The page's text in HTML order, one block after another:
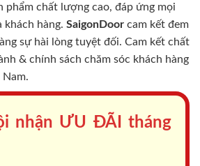
phẩm chất lượng cao, đáp ứng mọi
khách hàng. SaigonDoor cam kết đem
sự hài lòng tuyệt đối. Cam kết chất
& chính sách chăm sóc khách hàng
nhận ƯU ĐÃI tháng